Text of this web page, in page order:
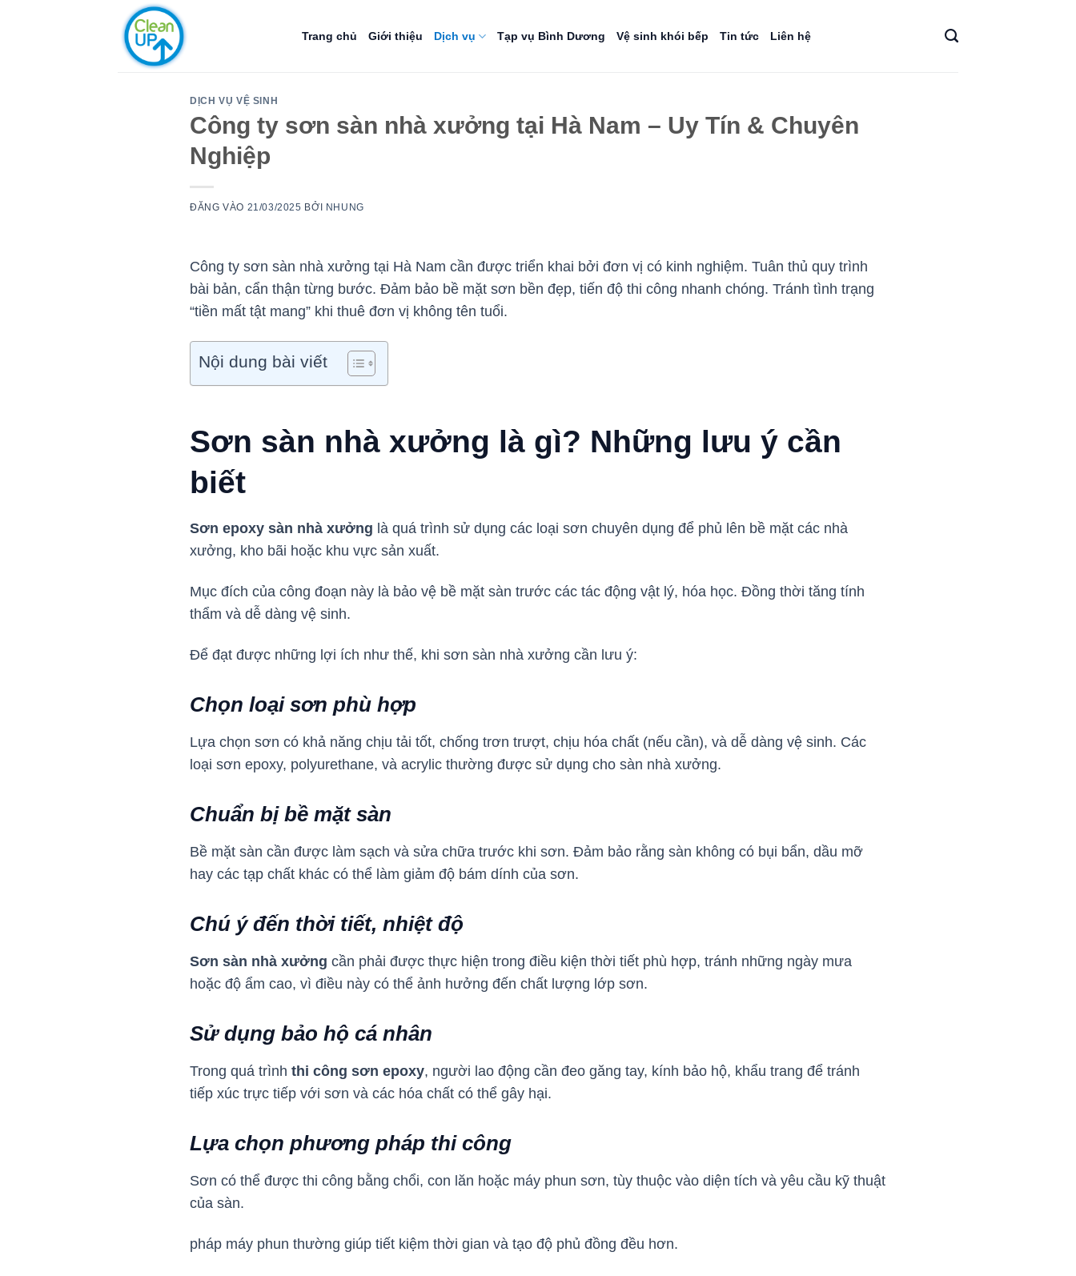
Trang chủ Giới thiệu Dịch vụ Tạp vụ Bình Dương Vệ sinh khói bếp Tin tức Liên hệ
DỊCH VỤ VỆ SINH
Công ty sơn sàn nhà xưởng tại Hà Nam – Uy Tín & Chuyên
Nghiệp
ĐĂNG VÀO 21/03/2025 BỞI NHUNG
Công ty sơn sàn nhà xưởng tại Hà Nam cần được triển khai bởi đơn vị có kinh nghiệm. Tuân thủ quy trình
bài bản, cẩn thận từng bước. Đảm bảo bề mặt sơn bền đẹp, tiến độ thi công nhanh chóng. Tránh tình trạng
“tiền mất tật mang” khi thuê đơn vị không tên tuổi.
Nội dung bài viết
Sơn sàn nhà xưởng là gì? Những lưu ý cần
biết
Sơn epoxy sàn nhà xưởng là quá trình sử dụng các loại sơn chuyên dụng để phủ lên bề mặt các nhà
xưởng, kho bãi hoặc khu vực sản xuất.
Mục đích của công đoạn này là bảo vệ bề mặt sàn trước các tác động vật lý, hóa học. Đồng thời tăng tính
thẩm và dễ dàng vệ sinh.
Để đạt được những lợi ích như thế, khi sơn sàn nhà xưởng cần lưu ý:
Chọn loại sơn phù hợp
Lựa chọn sơn có khả năng chịu tải tốt, chống trơn trượt, chịu hóa chất (nếu cần), và dễ dàng vệ sinh. Các
loại sơn epoxy, polyurethane, và acrylic thường được sử dụng cho sàn nhà xưởng.
Chuẩn bị bề mặt sàn
Bề mặt sàn cần được làm sạch và sửa chữa trước khi sơn. Đảm bảo rằng sàn không có bụi bẩn, dầu mỡ
hay các tạp chất khác có thể làm giảm độ bám dính của sơn.
Chú ý đến thời tiết, nhiệt độ
Sơn sàn nhà xưởng cần phải được thực hiện trong điều kiện thời tiết phù hợp, tránh những ngày mưa
hoặc độ ẩm cao, vì điều này có thể ảnh hưởng đến chất lượng lớp sơn.
Sử dụng bảo hộ cá nhân
Trong quá trình thi công sơn epoxy, người lao động cần đeo găng tay, kính bảo hộ, khẩu trang để tránh
tiếp xúc trực tiếp với sơn và các hóa chất có thể gây hại.
Lựa chọn phương pháp thi công
Sơn có thể được thi công bằng chổi, con lăn hoặc máy phun sơn, tùy thuộc vào diện tích và yêu cầu kỹ thuật
của sàn.
pháp máy phun thường giúp tiết kiệm thời gian và tạo độ phủ đồng đều hơn.